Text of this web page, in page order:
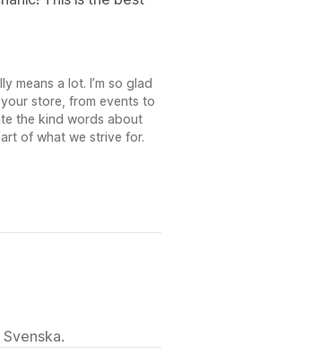
means a lot. I’m so glad
store, from events to
the kind words about
of what we strive for.